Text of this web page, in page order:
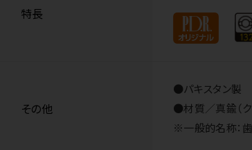
特長
その他
●パキスタン製
●材質／真鍮（ク
※一般的名称：